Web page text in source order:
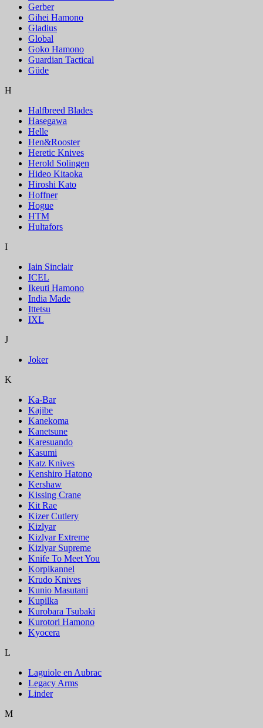
Gerber
Gihei Hamono
Gladius
Global
Goko Hamono
Guardian Tactical
Güde
H
Halfbreed Blades
Hasegawa
Helle
Hen&Rooster
Heretic Knives
Herold Solingen
Hideo Kitaoka
Hiroshi Kato
Hoffner
Hogue
HTM
Hultafors
I
Iain Sinclair
ICEL
Ikeuti Hamono
India Made
Ittetsu
IXL
J
Joker
K
Ka-Bar
Kajibe
Kanekoma
Kanetsune
Karesuando
Kasumi
Katz Knives
Kenshiro Hatono
Kershaw
Kissing Crane
Kit Rae
Kizer Cutlery
Kizlyar
Kizlyar Extreme
Kizlyar Supreme
Knife To Meet You
Korpikannel
Krudo Knives
Kunio Masutani
Kupilka
Kurobara Tsubaki
Kurotori Hamono
Kyocera
L
Laguiole en Aubrac
Legacy Arms
Linder
M